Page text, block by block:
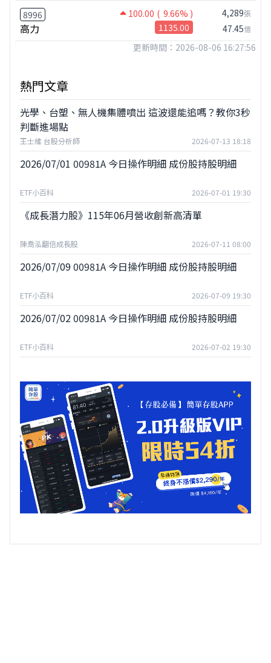
8996 100.00 ( 9.66% )
高力 1135.00
4,289張
47.45億
更新時間：2026-08-06 16:27:56
熱門文章
光學、台塑、無人機集體噴出 這波還能追嗎？教你3秒
判斷進場點
王士維 台股分析師 2026-07-13 18:18
2026/07/01 00981A 今日操作明細 成份股持股明細
ETF小百科 2026-07-01 19:30
《成長潛力股》115年06月營收創新高清單
陳喬泓翻倍成長股 2026-07-11 08:00
2026/07/09 00981A 今日操作明細 成份股持股明細
ETF小百科 2026-07-09 19:30
2026/07/02 00981A 今日操作明細 成份股持股明細
ETF小百科 2026-07-02 19:30